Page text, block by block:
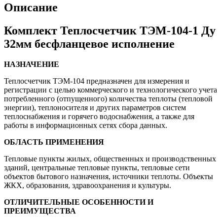
Описание
Комплект Теплосчетчик ТЭМ-104-1 Ду
32мм бесфланцевое исполнение
НАЗНАЧЕНИЕ
Теплосчетчик ТЭМ-104 предназначен для измерения и
регистрации с целью коммерческого и технологического учета
потребленного (отпущенного) количества теплоты (тепловой
энергии), теплоносителя и других параметров систем
теплоснабжения и горячего водоснабжения, а также для
работы в информационных сетях сбора данных.
ОБЛАСТЬ ПРИМЕНЕНИЯ
Тепловые пункты жилых, общественных и производственных
зданий, центральные тепловые пункты, тепловые сети
объектов бытового назначения, источники теплоты. Объекты
ЖКХ, образования, здравоохранения и культуры.
ОТЛИЧИТЕЛЬНЫЕ ОСОБЕННОСТИ И
ПРЕИМУЩЕСТВА